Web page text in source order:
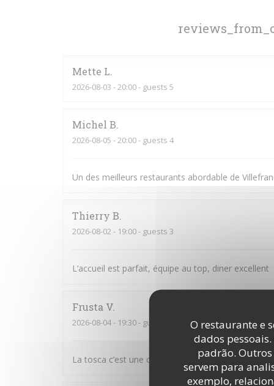
O restaurante e
dados
padrão. Outros
servem para
exemplo,
Mette L
2026-08-03 - 20:00 - guests 5
Michel B
2026-08-05 - 20:00 - guests 4
Un des meilleurs restaurants abordable de
Thierry B
2026-08-02 - 19:00 - guests 3
L’accueil est parfait, équipe au top, diner excellent
Frusta V
2026-08-04- 19:30 - guests 9
La tosca c’est une cuisine de qualité et une